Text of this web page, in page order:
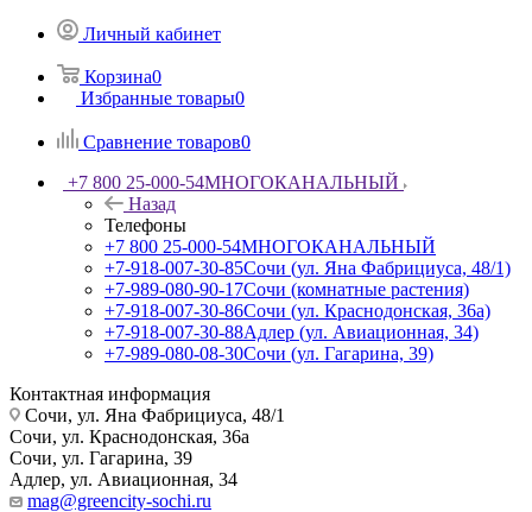
Личный кабинет
Корзина0
Избранные товары0
Сравнение товаров0
+7 800 25-000-54МНОГОКАНАЛЬНЫЙ
Назад
Телефоны
+7 800 25-000-54МНОГОКАНАЛЬНЫЙ
+7-918-007-30-85Сочи (ул. Яна Фабрициуса, 48/1)
+7-989-080-90-17Сочи (комнатные растения)
+7-918-007-30-86Сочи (ул. Краснодонская, 36а)
+7-918-007-30-88Адлер (ул. Авиационная, 34)
+7-989-080-08-30Сочи (ул. Гагарина, 39)
Контактная информация
Сочи, ул. Яна Фабрициуса, 48/1
Сочи, ул. Краснодонская, 36а
Сочи, ул. Гагарина, 39
Адлер, ул. Авиационная, 34
mag@greencity-sochi.ru